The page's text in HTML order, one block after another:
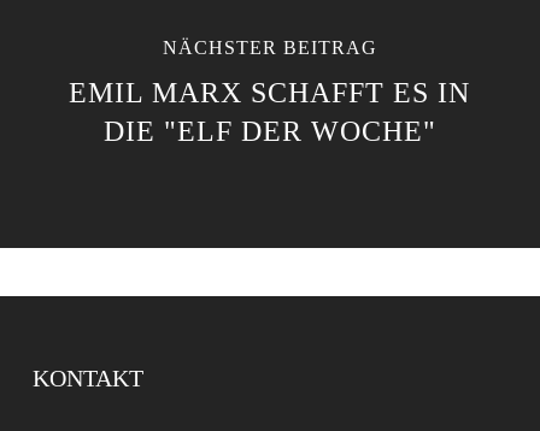
NÄCHSTER BEITRAG
EMIL MARX SCHAFFT ES IN
DIE "ELF DER WOCHE"
KONTAKT